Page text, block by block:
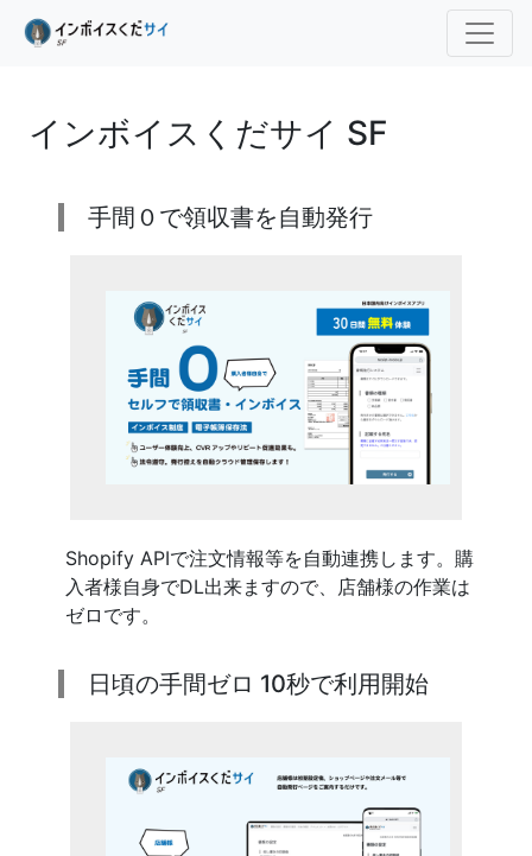
インボイスくだサイ SF
手間０で領収書を自動発行
Shopify APIで注文情報等を自動連携します。購
入者様自身でDL出来ますので、店舗様の作業は
ゼロです。
日頃の手間ゼロ 10秒で利用開始